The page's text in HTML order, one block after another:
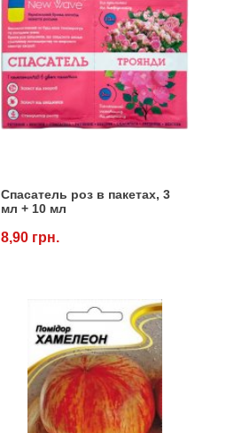
Спасатель роз в пакетах, 3
мл + 10 мл
8,90 грн.